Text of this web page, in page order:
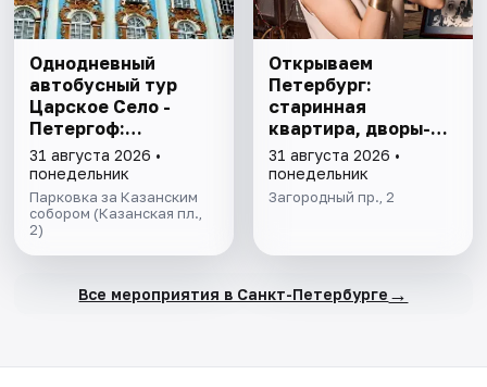
Однодневный
автобусный тур
Царское Село -
Петергоф:
"Янтарная комната
и Фонтаны
Петергофа за 1
день"
31 августа 2026 •
понедельник
Парковка за Казанским
собором (Казанская пл.,
2)
Открываем
Петербург:
старинная
квартира, дворы-
колодцы, парадные
31 августа 2026 •
понедельник
Загородный пр., 2
Все мероприятия в Санкт-Петербурге →